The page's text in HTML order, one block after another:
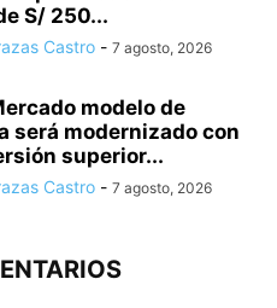
S/ 250...
Castro - 7 agosto, 2026
modelo de
será modernizado con
superior...
Castro - 7 agosto, 2026